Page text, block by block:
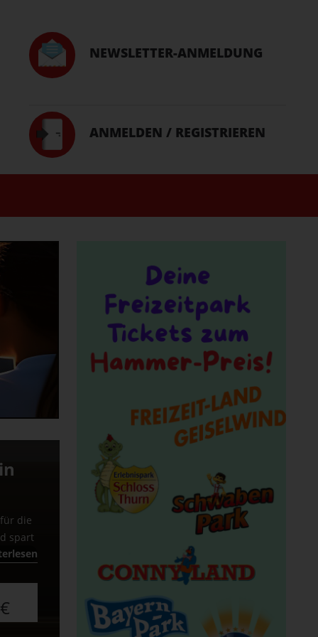
NEWSLETTER-ANMELDUNG
ANMELDEN / REGISTRIEREN
die
spart